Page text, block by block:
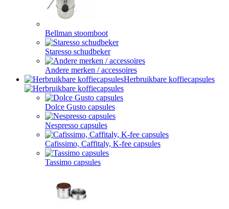
Bellman stoomboot
Staresso schudbeker
Andere merken / accessoires
Herbruikbare koffiecapsules
Dolce Gusto capsules
Nespresso capsules
Cafissimo, Caffitaly, K-fee capsules
Tassimo capsules